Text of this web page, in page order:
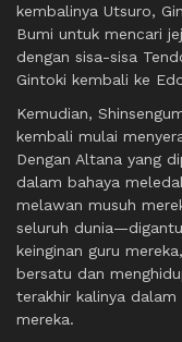
kembalinya Utsuro,
Bumi untuk mencari
dengan sisa-sisa
Gintoki kembali ke
Kemudian,
kembali mulai
Dengan Altana yang
dalam bahaya
melawan musuh
seluruh
keinginan guru
bersatu dan
terakhir kalinya
mereka.